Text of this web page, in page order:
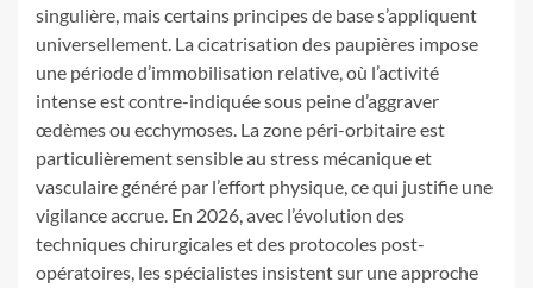
singulière, mais certains principes de base s’appliquent
universellement. La cicatrisation des paupières impose
une période d’immobilisation relative, où l’activité
intense est contre-indiquée sous peine d’aggraver
œdèmes ou ecchymoses. La zone péri-orbitaire est
particulièrement sensible au stress mécanique et
vasculaire généré par l’effort physique, ce qui justifie une
vigilance accrue. En 2026, avec l’évolution des
techniques chirurgicales et des protocoles post-
opératoires, les spécialistes insistent sur une approche